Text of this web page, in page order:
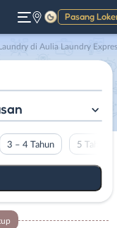
Pasang
Gelap
di Aulia Laundry
3 – 4 Tahun 5 Tahun